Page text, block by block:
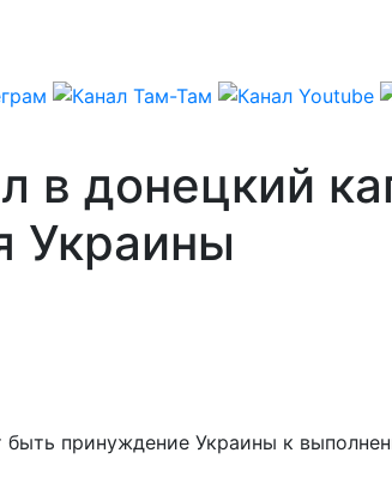
в донецкий
Украины
принуждение Украины к